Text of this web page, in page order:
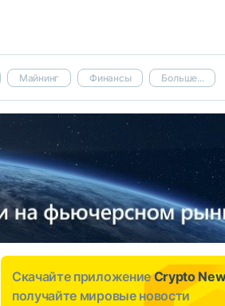
Майнинг Финансы Больше...
Скачайте приложениеCrypto
получайте мировые новости